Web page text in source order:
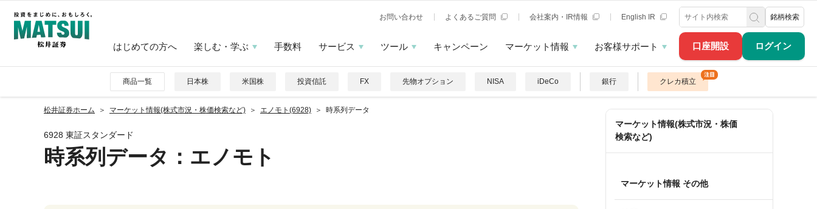
口座開設 ログイン
お問い合わせ よくあるご質問 会社案内・IR情報 English IR 銘柄検索
はじめての方へ 楽しむ・学ぶ 手数料 サービス ツール キャンペーン マーケット情報 お客様サポート
商品一覧 日本株 米国株 投資信託 FX 先物オプション NISA iDeCo 銀行 クレカ積立
松井証券ホーム マーケット情報(株式市況・株価検索など) エノモト(6928) 時系列データ
6928 東証スタンダード
時系列データ ：エノモト
マーケット情報(株式市況・株価
検索など)
マーケット情報 その他